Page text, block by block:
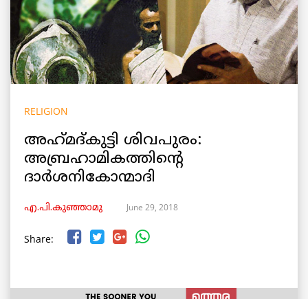
RELIGION
അഹ്‌മദ്‌കുട്ടി ശിവപുരം:
അബ്രഹാമികത്തിന്റെ
ദാർശനികോന്മാദി
എ.പി.കുഞ്ഞാമു June 29, 2018
Share: